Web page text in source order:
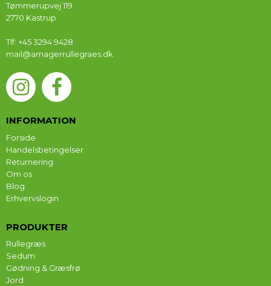
Tømmerupvej 119
2770 Kastrup
Tlf: +45 3294 9428
mail@amagerrullegraes.dk
INFORMATION
Forside
Handelsbetingelser
Returnering
Om os
Blog
Erhvervslogin
PRODUKTER
Rullegræs
Sedum
Gødning & Græsfrø
Jord